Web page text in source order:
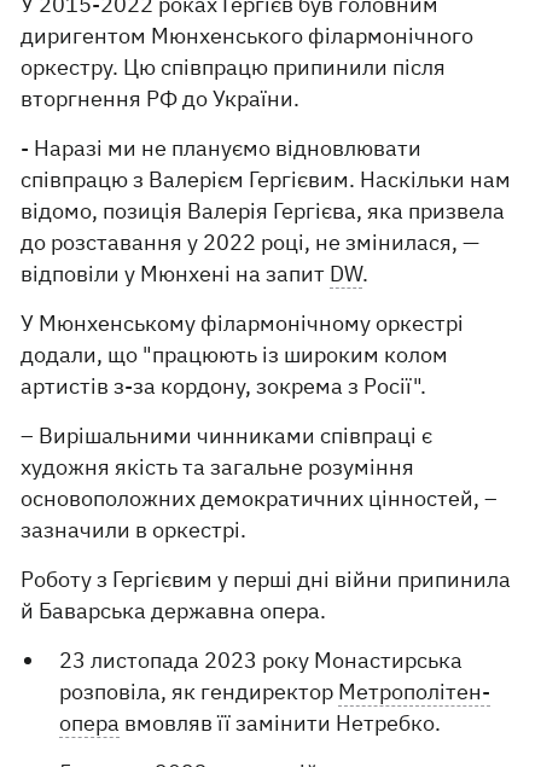
диригентом Мюнхенського філармонічного
оркестру. Цю співпрацю припинили після
вторгнення РФ до України.
- Наразі ми не плануємо відновлювати
співпрацю з Валерієм Гергієвим. Наскільки нам
відомо, позиція Валерія Гергієва, яка призвела
до розставання у 2022 році, не змінилася, —
відповіли у Мюнхені на запит DW.
У Мюнхенському філармонічному оркестрі
додали, що "працюють із широким колом
артистів з-за кордону, зокрема з Росії".
– Вирішальними чинниками співпраці є
художня якість та загальне розуміння
основоположних демократичних цінностей, –
зазначили в оркестрі.
Роботу з Гергієвим у перші дні війни припинила
й Баварська державна опера.
23 листопада 2023 року Монастирська
розповіла, як гендиректор Метрополітен-
опера вмовляв її замінити Нетребко.